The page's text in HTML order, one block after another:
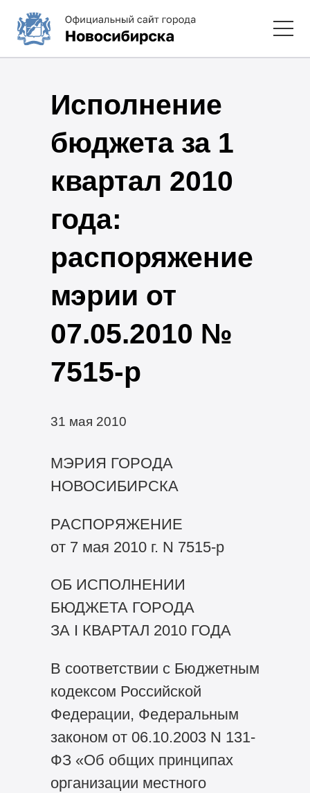
Исполнение
бюджета за 1
квартал 2010
года:
распоряжение
мэрии от
07.05.2010 №
7515-р
31 мая 2010
МЭРИЯ ГОРОДА
НОВОСИБИРСКА
РАСПОРЯЖЕНИЕ
от 7 мая 2010 г. N 7515-р
ОБ ИСПОЛНЕНИИ
БЮДЖЕТА ГОРОДА
ЗА I КВАРТАЛ 2010 ГОДА
В соответствии с Бюджетным
кодексом Российской
Федерации, Федеральным
законом от 06.10.2003 N 131-
ФЗ «Об общих принципах
организации местного